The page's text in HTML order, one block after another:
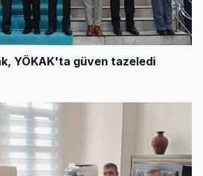
YÖKAK'ta güven tazeledi